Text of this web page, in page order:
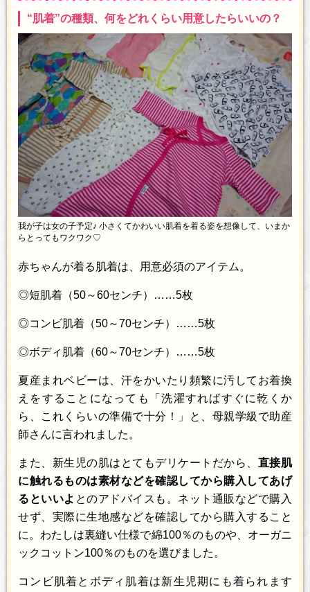
“肌着”の種類、何をどれくらい用意したらいいの？
我が子は女の子予定♪ 小さくてかわいい肌着を着る姿を想像して、いまか
らとってもワクワク♡
赤ちゃんが着る肌着は、用意必須のアイテム。
◎短肌着（50～60センチ）……5枚
◎コンビ肌着（50～70センチ）……5枚
◎ボディ肌着（60～70センチ）……5枚
夏産まれベビーは、汗をかいたり頻繁に汚してお着換
えをすることになっても「洗濯すればすぐに乾くか
ら、これくらいの準備で十分！」と、母親学級で助産
師さんに言われました。
また、新生児の肌はとてもデリケートだから、 直接肌
に触れるものは素材などを確認してから購入してあげ
るといいよ とのアドバイスも。ネット通販などで購入
せず、実際に生地感などを確認してから購入すること
に。わたしは裏縫い仕様で綿100％のものや、オーガニ
ックコットン100％のものを選びました。
コンビ肌着とボディ肌着は新生児期にも着られます